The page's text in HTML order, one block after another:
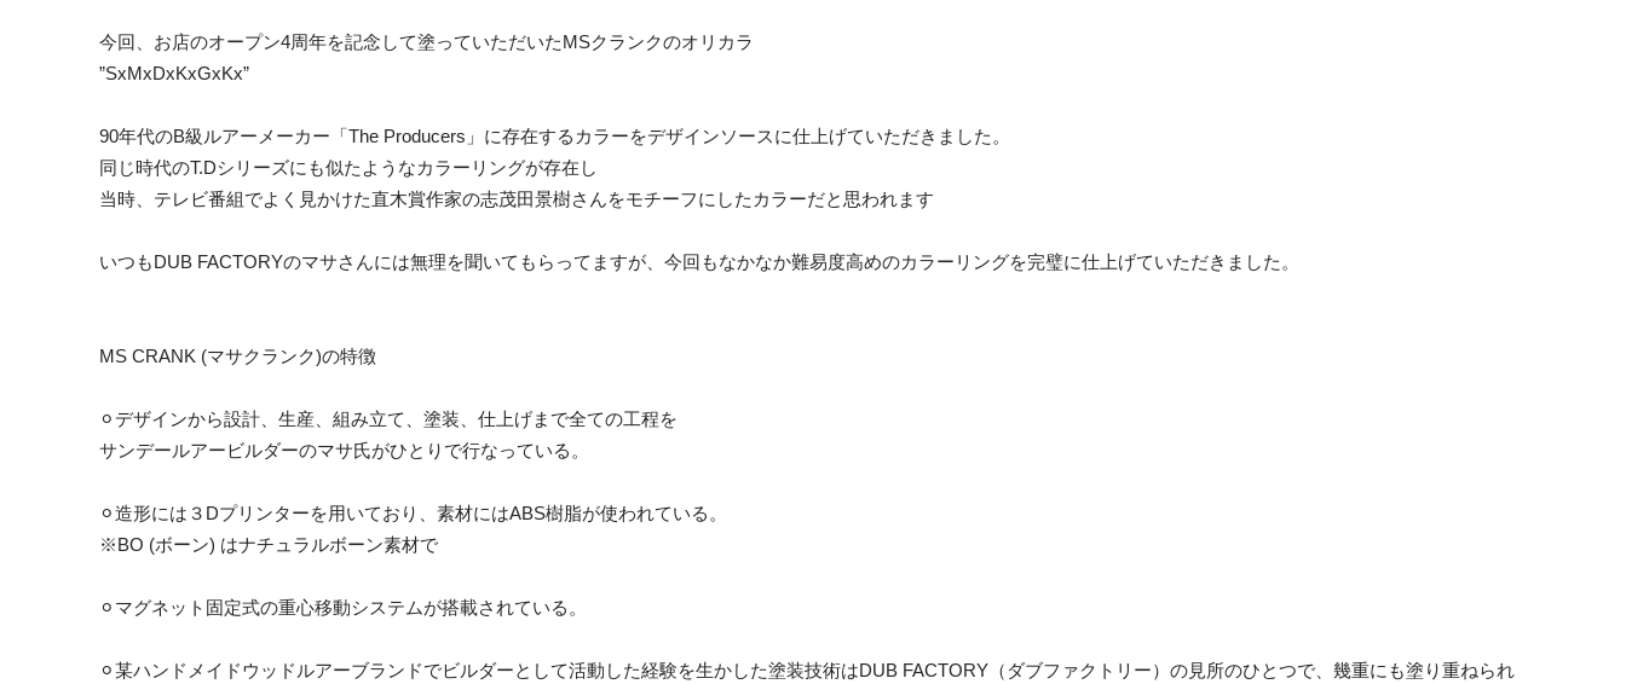
今回、お店のオープン4周年を記念して塗っていただいたMSクランクのオリカラ
”SxMxDxKxGxKx”
90年代のB級ルアーメーカー「The Producers」に存在するカラーをデザインソースに仕上げていただきました。
同じ時代のT.Dシリーズにも似たようなカラーリングが存在し
当時、テレビ番組でよく見かけた直木賞作家の志茂田景樹さんをモチーフにしたカラーだと思われます
いつもDUB FACTORYのマサさんには無理を聞いてもらってますが、今回もなかなか難易度高めのカラーリングを完璧に仕上げていただきました。
MS CRANK (マサクランク)の特徴
⚪︎デザインから設計、生産、組み立て、塗装、仕上げまで全ての工程を
サンデールアービルダーのマサ氏がひとりで行なっている。
⚪︎造形には３Dプリンターを用いており、素材にはABS樹脂が使われている。
※BO (ボーン) はナチュラルボーン素材で
⚪︎マグネット固定式の重心移動システムが搭載されている。
⚪︎某ハンドメイドウッドルアーブランドでビルダーとして活動した経験を生かした塗装技術はDUB FACTORY（ダブファクトリー）の見所のひとつで、幾重にも塗り重ねられ